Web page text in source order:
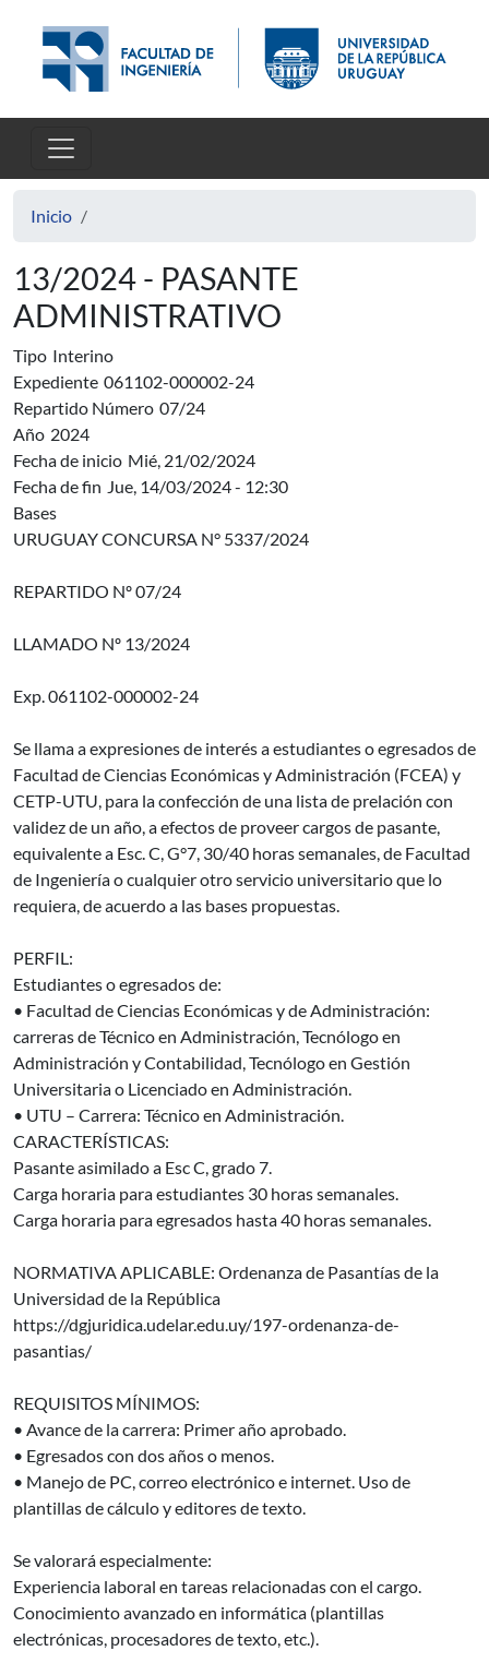
Inicio
13/2024 - PASANTE
ADMINISTRATIVO
Tipo Interino
Expediente 061102-000002-24
Repartido Número 07/24
Año 2024
Fecha de inicio Mié, 21/02/2024
Fecha de fin Jue, 14/03/2024 - 12:30
Bases
URUGUAY CONCURSA N° 5337/2024
REPARTIDO Nº 07/24
LLAMADO Nº 13/2024
Exp. 061102-000002-24
Se llama a expresiones de interés a estudiantes o egresados de
Facultad de Ciencias Económicas y Administración (FCEA) y
CETP-UTU, para la confección de una lista de prelación con
validez de un año, a efectos de proveer cargos de pasante,
equivalente a Esc. C, G°7, 30/40 horas semanales, de Facultad
de Ingeniería o cualquier otro servicio universitario que lo
requiera, de acuerdo a las bases propuestas.
PERFIL:
Estudiantes o egresados de:
• Facultad de Ciencias Económicas y de Administración:
carreras de Técnico en Administración, Tecnólogo en
Administración y Contabilidad, Tecnólogo en Gestión
Universitaria o Licenciado en Administración.
• UTU – Carrera: Técnico en Administración.
CARACTERÍSTICAS:
Pasante asimilado a Esc C, grado 7.
Carga horaria para estudiantes 30 horas semanales.
Carga horaria para egresados hasta 40 horas semanales.
NORMATIVA APLICABLE: Ordenanza de Pasantías de la
Universidad de la República
https://dgjuridica.udelar.edu.uy/197-ordenanza-de-
pasantias/
REQUISITOS MÍNIMOS:
• Avance de la carrera: Primer año aprobado.
• Egresados con dos años o menos.
• Manejo de PC, correo electrónico e internet. Uso de
plantillas de cálculo y editores de texto.
Se valorará especialmente:
Experiencia laboral en tareas relacionadas con el cargo.
Conocimiento avanzado en informática (plantillas
electrónicas, procesadores de texto, etc.).